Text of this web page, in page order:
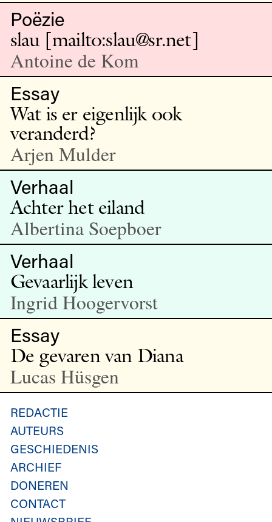
Poëzie
slau [mailto:slau@sr.net]
Antoine de Kom
Essay
Wat is er eigenlijk ook
veranderd?
Arjen Mulder
Verhaal
Achter het eiland
Albertina Soepboer
Verhaal
Gevaarlijk leven
Ingrid Hoogervorst
Essay
De gevaren van Diana
Lucas Hüsgen
REDACTIE
AUTEURS
GESCHIEDENIS
ARCHIEF
DONEREN
CONTACT